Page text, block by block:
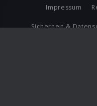
Impressum
Sicherheit &